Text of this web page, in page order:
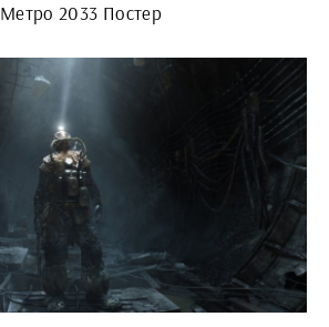
Метро 2033 Постер